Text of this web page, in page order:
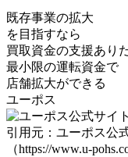
既存事業の拡大
を目指すなら
買取資金の支援あり
最小限の運転資金で
店舗拡大ができる
ユーポス
引用元：ユーポス公
（https://www.u-